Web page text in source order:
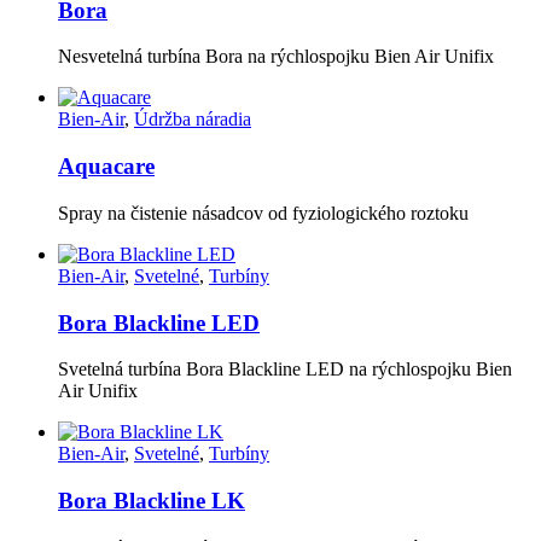
Bora
Nesvetelná turbína Bora na rýchlospojku Bien Air Unifix
Bien-Air, Údržba náradia
Aquacare
Spray na čistenie násadcov od fyziologického roztoku
Bien-Air, Svetelné, Turbíny
Bora Blackline LED
Svetelná turbína Bora Blackline LED na rýchlospojku Bien
Air Unifix
Bien-Air, Svetelné, Turbíny
Bora Blackline LK